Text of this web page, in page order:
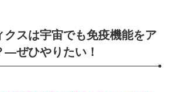
クスは宇宙でも免疫機能をア
—ぜひやりたい！